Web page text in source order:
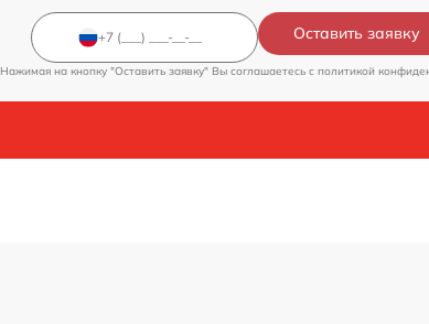
Оставить заявку
Нажимая на кнопку "Оставить заявку" Вы соглашаетесь c политикой